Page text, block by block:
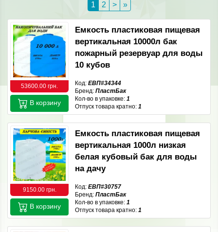
1 2 > »
53600.00 грн.
Емкость пластиковая пищевая
вертикальная 10000л бак
пожарный резервуар для воды
10 кубов
Код: ЕВП#34344
Бренд: ПластБак
Кол-во в упаковке: 1
Отпуск товара кратно: 1
В корзину
9150.00 грн.
Емкость пластиковая пищевая
вертикальная 1000л низкая
белая кубовый бак для воды
на дачу
Код: ЕВП#30757
Бренд: ПластБак
Кол-во в упаковке: 1
Отпуск товара кратно: 1
В корзину